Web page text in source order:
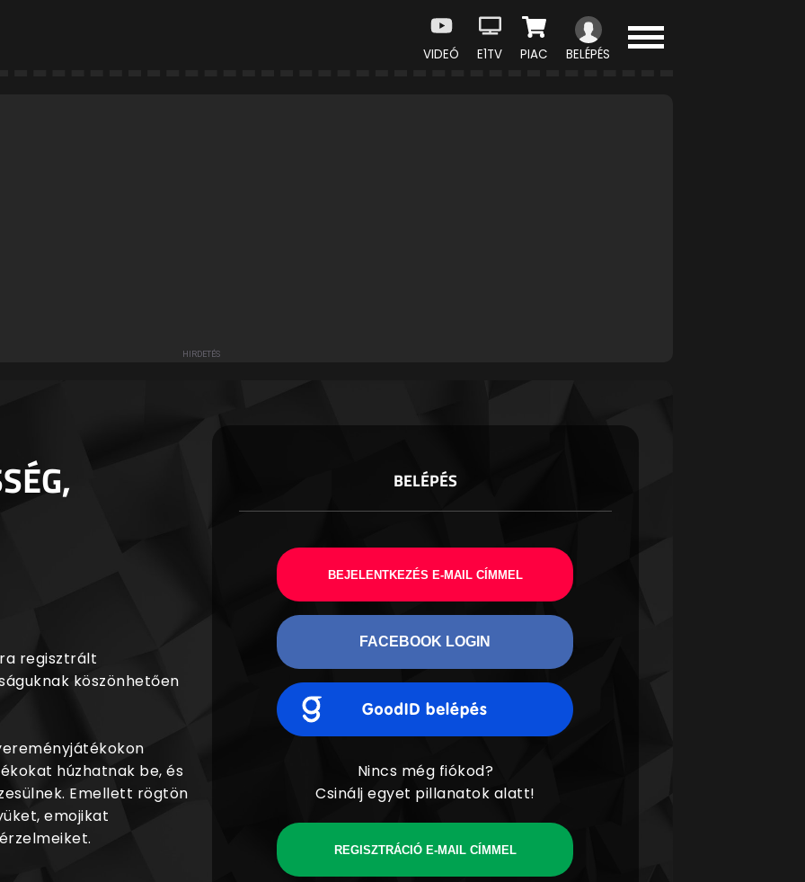
VIDEÓ E1TV PIAC BELÉPÉS
regisztrált
köszönhetően
húzhatnak be, és
Emellett rögtön
emojikat
BELÉPÉS
BEJELENTKEZÉS E-MAIL CÍMMEL
FACEBOOK LOGIN
Nincs még fiókod?
Csinálj egyet pillanatok alatt!
REGISZTRÁCIÓ E-MAIL CÍMMEL